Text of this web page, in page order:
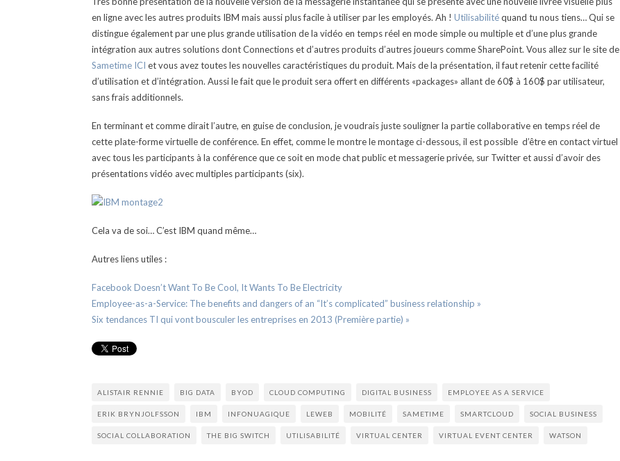
en ligne avec les autres produits IBM mais aussi plus facile à utiliser par les employés. Ah ! Utilisabilitéquand tu nous tiens… Qui se
distingue également par une plus grande utilisation de la vidéo en temps réel en mode simple ou multiple et d’une plus grande
intégration aux autres solutions dont Connections et d’autres produits d’autres joueurs comme SharePoint. Vous allez sur le site de
Sametime ICI et vous avez toutes les nouvelles caractéristiques du produit. Mais de la présentation, il faut retenir cette facilité
d’utilisation et d’intégration. Aussi le fait que le produit sera offert en différents «packages» allant de 60$ à 160$ par utilisateur,
sans frais additionnels.
En terminant et comme dirait l’autre, en guise de conclusion, je voudrais juste souligner la partie collaborative en temps réel de
cette plate-forme virtuelle de conférence. En effet, comme le montre le montage ci-dessous, il est possible d’être en contact virtuel
avec tous les participants à la conférence que ce soit en mode chat public et messagerie privée, sur Twitter et aussi d’avoir des
présentations vidéo avec multiples participants (six).
Cela va de soi… C’est IBM quand même…
Autres liens utiles :
Facebook Doesn’t Want To Be Cool, It Wants To Be Electricity
Employee-as-a-Service: The benefits and dangers of an “It’s complicated” business relationship »
Six tendances TI qui vont bousculer les entreprises en 2013 (Première partie) »
ALISTAIR RENNIE BIG DATA BYOD CLOUD COMPUTING DIGITAL BUSINESS EMPLOYEE AS A SERVICE
ERIK BRYNJOLFSSON IBM INFONUAGIQUE LEWEB MOBILITÉ SAMETIME SMARTCLOUD SOCIAL BUSINESS
SOCIAL COLLABORATION THE BIG SWITCH UTILISABILITÉ VIRTUAL CENTER VIRTUAL EVENT CENTER WATSON